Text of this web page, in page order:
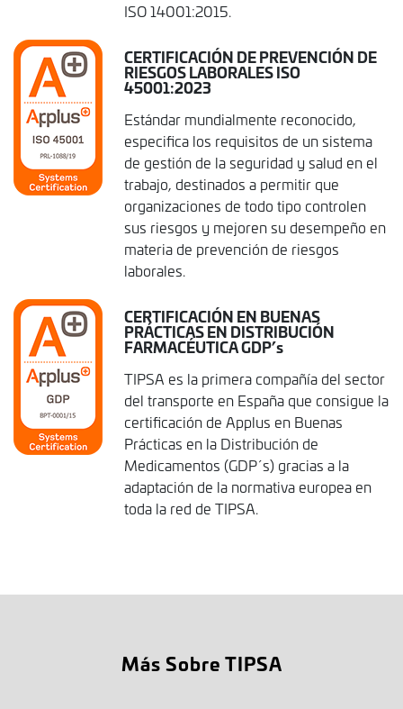
ISO 14001:2015.
CERTIFICACIÓN DE PREVENCIÓN DE
RIESGOS LABORALES ISO
45001:2023
Estándar mundialmente reconocido,
especifica los requisitos de un sistema
de gestión de la seguridad y salud en el
trabajo, destinados a permitir que
organizaciones de todo tipo controlen
sus riesgos y mejoren su desempeño en
materia de prevención de riesgos
laborales.
CERTIFICACIÓN EN BUENAS
PRÁCTICAS EN DISTRIBUCIÓN
FARMACÉUTICA GDP’s
TIPSA es la primera compañía del sector
del transporte en España que consigue la
certificación de Applus en Buenas
Prácticas en la Distribución de
Medicamentos (GDP´s) gracias a la
adaptación de la normativa europea en
toda la red de TIPSA.
Más Sobre TIPSA